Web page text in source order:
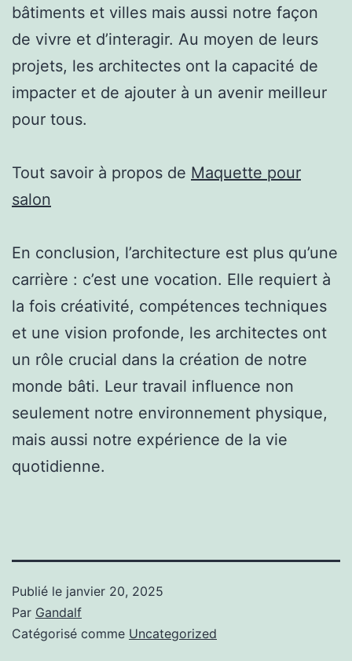
bâtiments et villes mais aussi notre façon
de vivre et d’interagir. Au moyen de leurs
projets, les architectes ont la capacité de
impacter et de ajouter à un avenir meilleur
pour tous.
Tout savoir à propos de Maquette pour
salon
En conclusion, l’architecture est plus qu’une
carrière : c’est une vocation. Elle requiert à
la fois créativité, compétences techniques
et une vision profonde, les architectes ont
un rôle crucial dans la création de notre
monde bâti. Leur travail influence non
seulement notre environnement physique,
mais aussi notre expérience de la vie
quotidienne.
Publié le janvier 20, 2025
Par Gandalf
Catégorisé comme Uncategorized